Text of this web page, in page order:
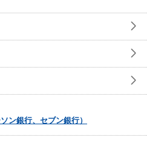
ン銀行、セブン銀行）